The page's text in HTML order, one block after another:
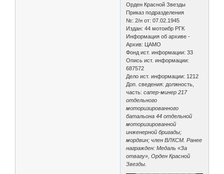
Орден Красной Звезды
Приказ подразделения
№: 2/н от: 07.02.1945
Издан: 44 мотоибр РГК
Информация об архиве -
Архив: ЦАМО
Фонд ист. информации: 33
Опись ист. информации:
687572
Дело ист. информации: 1212
Доп. сведения: должность,
часть:сапер-минер 217
отдельного
моторизированного
батальона 44 отдельной
моторизированной
инженерной бригады;
мордвин; член ВЛКСМ. Ранее
награжден: Медаль «За
отвагу», Орден Красной
Звезды.